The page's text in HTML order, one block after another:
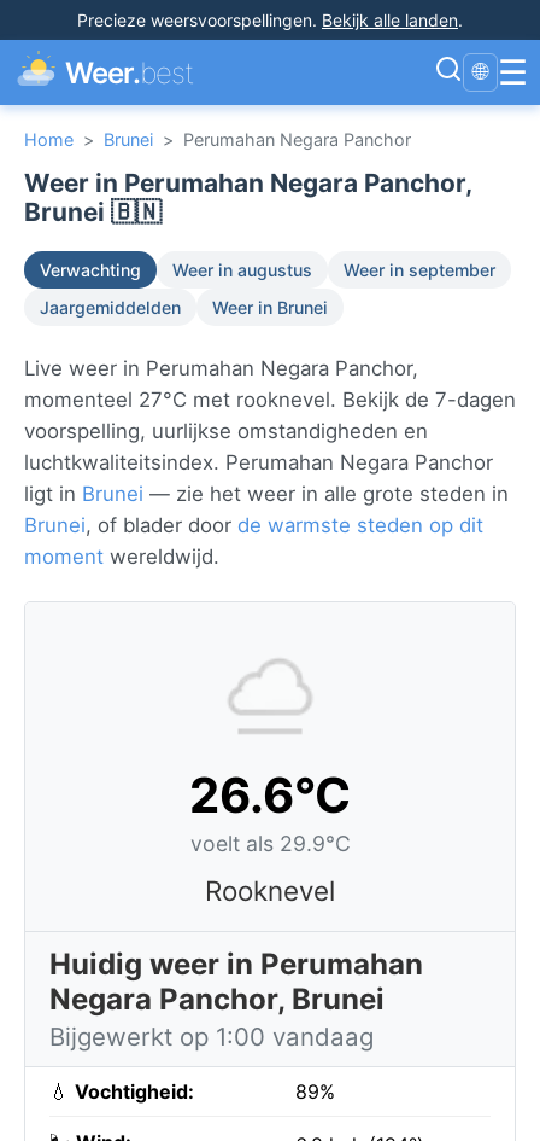
Precieze weersvoorspellingen. Bekijk alle landen.
Weer.best 🌐 ☰
Home > Brunei > Perumahan Negara Panchor
Weer in Perumahan Negara Panchor,
Brunei 🇧🇳
Verwachting Weer in augustus
Weer in september
Jaargemiddelden
Weer in Brunei
Live weer in Perumahan Negara Panchor,
momenteel 27°C met rooknevel. Bekijk de 7-dagen
voorspelling, uurlijkse omstandigheden en
luchtkwaliteitsindex. Perumahan Negara Panchor
ligt in Brunei — zie het weer in alle grote steden in
Brunei, of blader door de warmste steden op dit
moment wereldwijd.
26.6°C
voelt als 29.9°C
Rooknevel
Huidig weer in Perumahan
Negara Panchor, Brunei
Bijgewerkt op 1:00 vandaag
💧 Vochtigheid: 89%